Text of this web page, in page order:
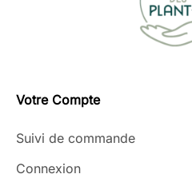
Votre Compte
Suivi de commande
Connexion